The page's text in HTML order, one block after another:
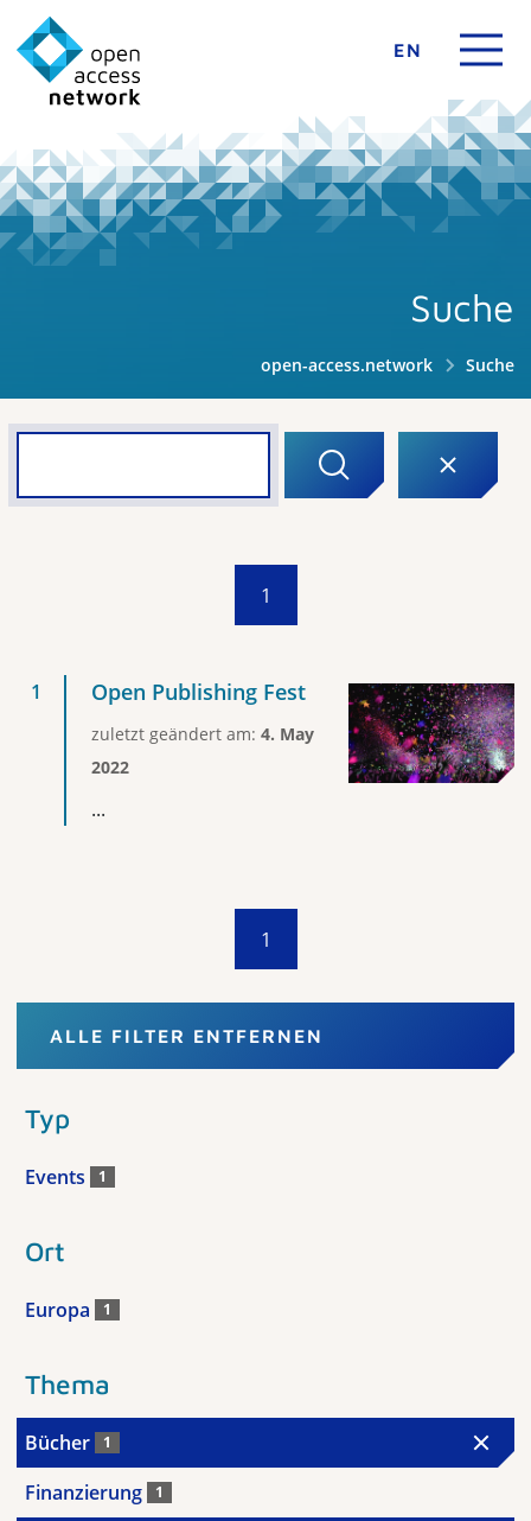
EN
Suche
open-access.network Suche
1
Open Publishing Fest
zuletzt geändert am: 4. May
2022
...
1
ALLE FILTER ENTFERNEN
Typ
Events 1
Ort
Europa 1
Thema
Bücher 1
Finanzierung 1